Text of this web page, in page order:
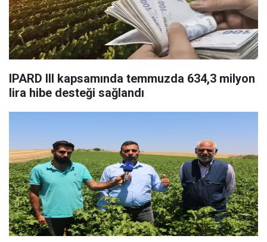
IPARD III kapsamında temmuzda 634,3 milyon
lira hibe desteği sağlandı